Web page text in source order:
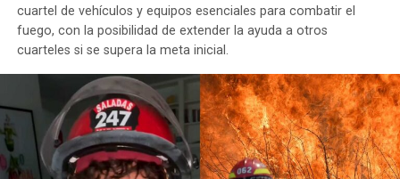
cuartel de vehículos y equipos esenciales para combatir el
fuego, con la posibilidad de extender la ayuda a otros
cuarteles si se supera la meta inicial.